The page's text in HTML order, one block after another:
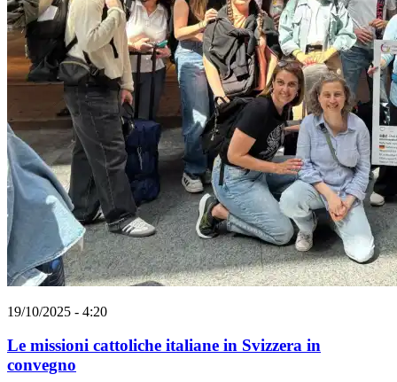
19/10/2025 - 4:20
Le missioni cattoliche italiane in Svizzera in
convegno